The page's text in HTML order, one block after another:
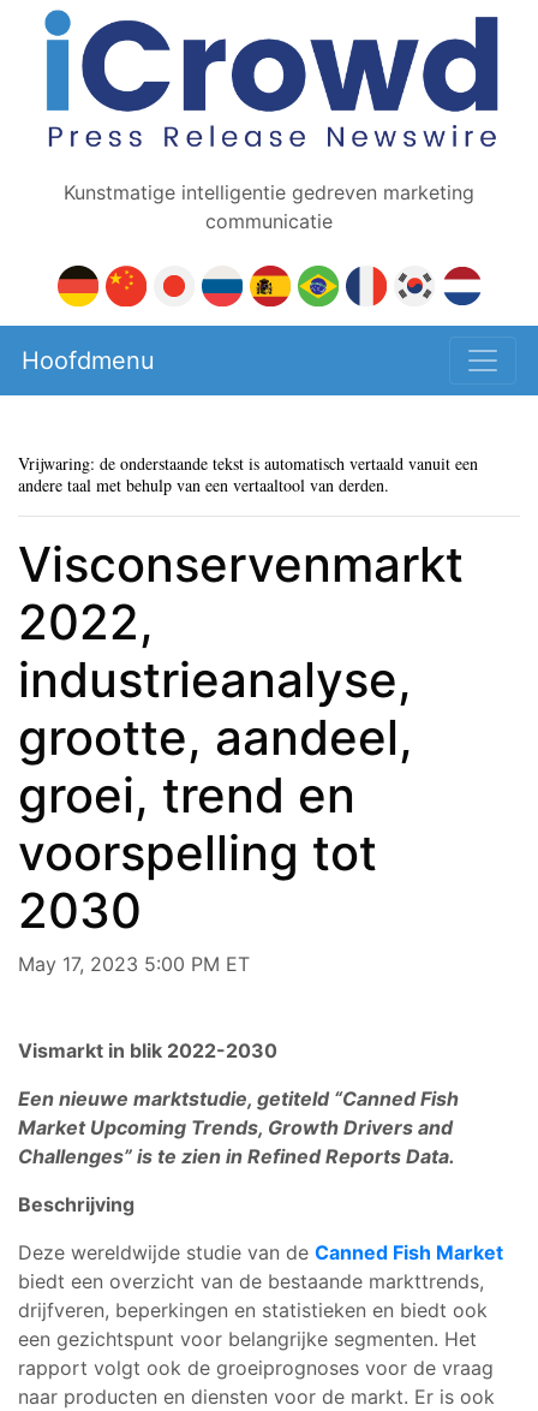
Kunstmatige intelligentie gedreven marketing
communicatie
Hoofdmenu
Vrijwaring: de onderstaande tekst is automatisch vertaald vanuit een
andere taal met behulp van een vertaaltool van derden.
Visconservenmarkt
2022,
industrieanalyse,
grootte, aandeel,
groei, trend en
voorspelling tot
2030
May 17, 2023 5:00 PM ET
Vismarkt in blik 2022-2030
Een nieuwe marktstudie, getiteld “Canned Fish
Market Upcoming Trends, Growth Drivers and
Challenges” is te zien in Refined Reports Data.
Beschrijving
Deze wereldwijde studie van de Canned Fish Market
biedt een overzicht van de bestaande markttrends,
drijfveren, beperkingen en statistieken en biedt ook
een gezichtspunt voor belangrijke segmenten. Het
rapport volgt ook de groeiprognoses voor de vraag
naar producten en diensten voor de markt. Er is ook